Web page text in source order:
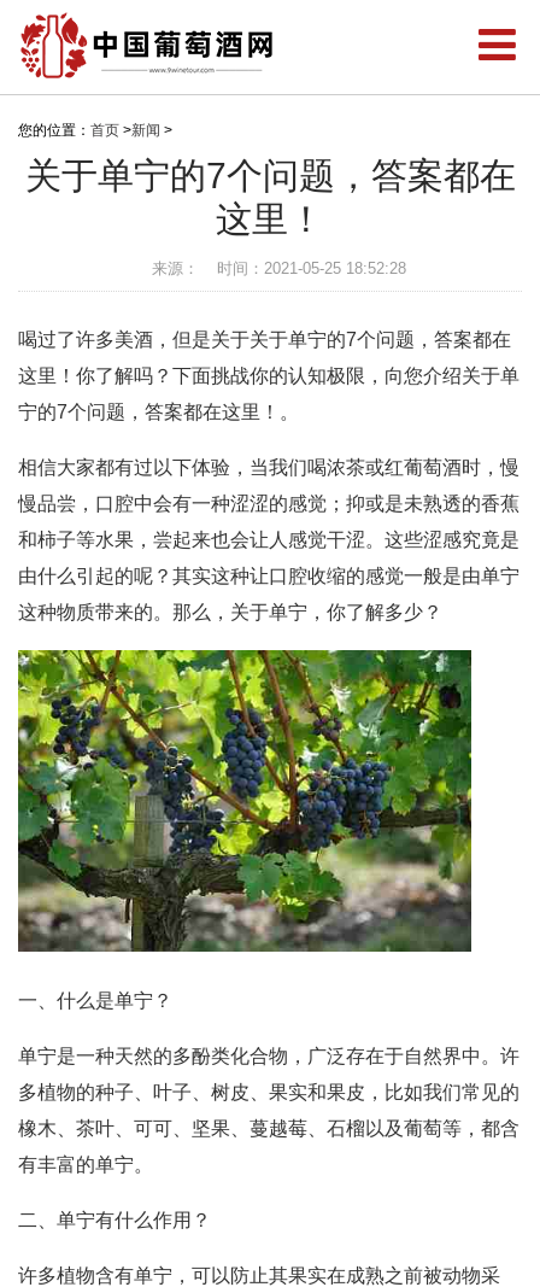
您的位置： 首页 >新闻 >
关于单宁的7个问题，答案都在
这里！
来源： 时间：2021-05-25 18:52:28
喝过了许多美酒，但是关于关于单宁的7个问题，答案都在
这里！你了解吗？下面挑战你的认知极限，向您介绍关于单
宁的7个问题，答案都在这里！。
相信大家都有过以下体验，当我们喝浓茶或红葡萄酒时，慢
慢品尝，口腔中会有一种涩涩的感觉；抑或是未熟透的香蕉
和柿子等水果，尝起来也会让人感觉干涩。这些涩感究竟是
由什么引起的呢？其实这种让口腔收缩的感觉一般是由单宁
这种物质带来的。那么，关于单宁，你了解多少？
一、什么是单宁？
单宁是一种天然的多酚类化合物，广泛存在于自然界中。许
多植物的种子、叶子、树皮、果实和果皮，比如我们常见的
橡木、茶叶、可可、坚果、蔓越莓、石榴以及葡萄等，都含
有丰富的单宁。
二、单宁有什么作用？
许多植物含有单宁，可以防止其果实在成熟之前被动物采